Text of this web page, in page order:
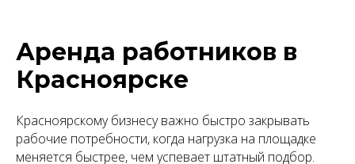
Аренда работников в
Красноярске
Красноярскому бизнесу важно быстро закрывать
рабочие потребности, когда нагрузка на площадке
меняется быстрее, чем успевает штатный подбор.